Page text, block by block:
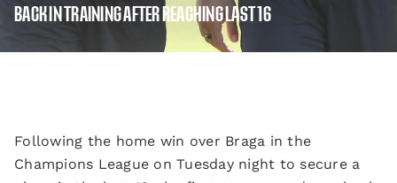
BACK IN TRAINING AFTER REACHING LAST 16
Following the home win over Braga in the
Champions League on Tuesday night to secure a